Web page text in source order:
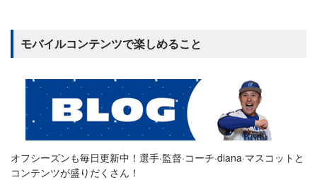
モバイルコンテンツで楽しめること
オフシーズンも毎日更新中！選手·監督·コーチ·diana·マスコットと
コンテンツが盛りだくさん！